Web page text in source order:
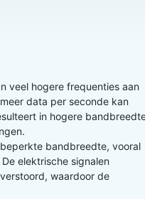
veel hogere frequenties aan
data per seconde kan
in hogere
bandbreedte, vooral
elektrische signalen
waardoor de